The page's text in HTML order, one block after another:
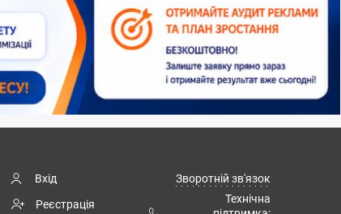
Вхід
Реєстрація
Зворотній зв'язок
Технічна